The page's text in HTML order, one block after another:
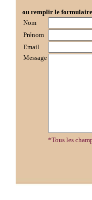
ou remplir le formulaire
Nom
Prénom
Email
Message
*Tous les